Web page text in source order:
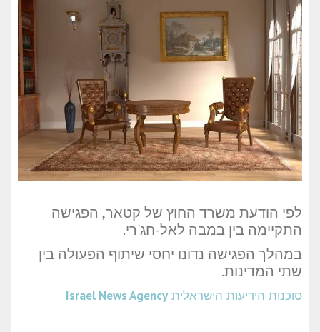
לפי הודעת משרד החוץ של קטאר, הפגישה
התקיימה בין במבה לאל-חג'רי.
במהלך הפגישה נדונו יחסי שיתוף הפעולה בין
שתי המדינות.
סוכנות הידיעות הישראלית Israel News Agency